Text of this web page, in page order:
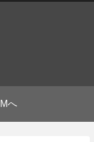
へ